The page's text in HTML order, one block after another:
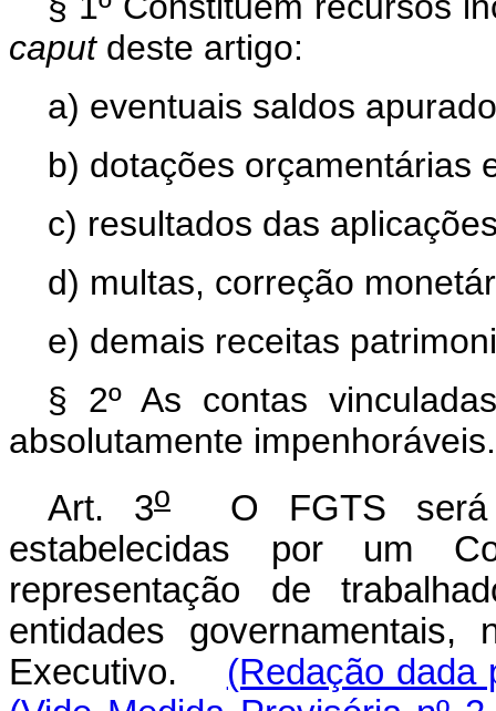
caputdeste artigo:
a) eventuais saldos
b) dotações orçamentárias
c) resultados das
d) multas, correção
e) demais receitas
§ 2º As contas
absolutamente impenhoráveis.
Art. 3o
O FGTS será
estabelecidas por um
representação de
entidades
Executivo. (Redação dada